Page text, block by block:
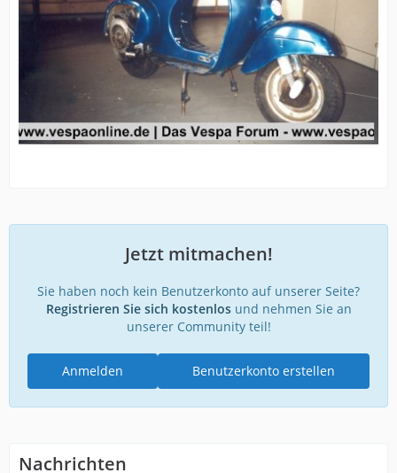
Jetzt mitmachen!
Sie haben noch kein Benutzerkonto auf unserer Seite?
Registrieren Sie sich kostenlosund nehmen Sie an
unserer Community teil!
Benutzerkonto erstellen
Anmelden
Nachrichten